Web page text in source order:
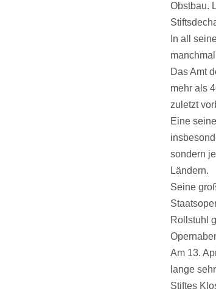
Obstbau.
In all
Das Amt
mehr als
zuletzt
Eine
sondern
Ländern.
Seine
Rollstuhl
Am 13.
lange
Stiftes